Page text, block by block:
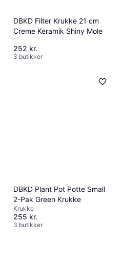
DBKD Filter Krukke 21 cm
Creme Keramik Shiny Mole
252 kr.
3 butikker
DBKD Plant Pot Potte Small
2-Pak Green Krukke
Krukke
255 kr.
3 butikker